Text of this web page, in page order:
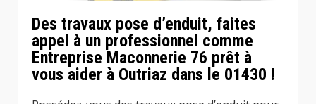
Des travaux pose d’enduit, faites
appel à un professionnel comme
Entreprise Maconnerie 76 prêt à
vous aider à Outriaz dans le 01430 !